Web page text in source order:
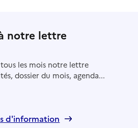
notre lettre
les mois notre lettre
dossier du mois, agenda...
d'information